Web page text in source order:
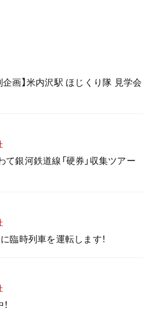
企画】米内沢駅 ほじくり隊 見学会
銀河鉄道線「硬券」収集ツアー
臨時列車を運転します！